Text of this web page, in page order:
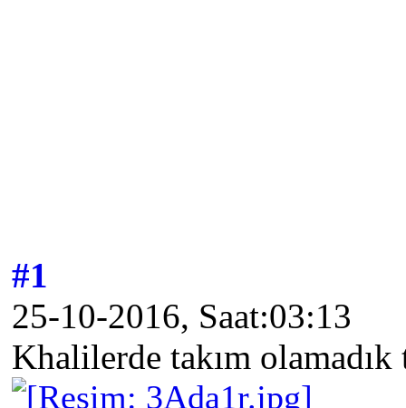
#1
25-10-2016, Saat:03:13
Khalilerde takım